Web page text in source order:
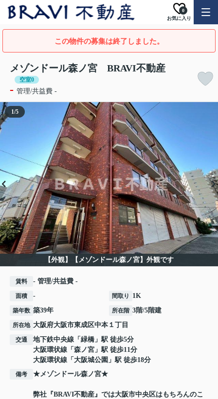
お気に入り
0
この物件の募集は終了しました。
メゾンドール森ノ宮 BRAVI不動産
空室0
- 管理/共益費 -
【外観】【メゾンドール森ノ宮】外観です
1/5
賃料 - 管理/共益費 -
面積 - 間取り 1K
築年数 築39年 所在階 3階/5階建
所在地 大阪府大阪市東成区中本 １丁目
交通 地下鉄中央線 「 緑橋 」駅 徒歩5分
大阪環状線 「 森ノ宮 」駅 徒歩11分
大阪環状線 「 大阪城公園 」駅 徒歩18分
備考 ★メゾンドール森ノ宮★
弊社『BRAVI不動産』では大阪市中央区はもちろんのこ